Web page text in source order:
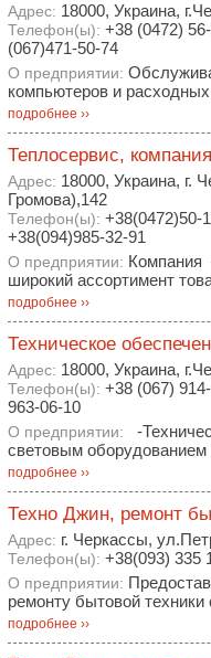
Адрес: 18000, Украина,
Телефон(ы): +38 (0472)
(067)471-50-74
О предприятии:
компьютеров и
подробнее ››
Теплосервис, компания
Адрес: 18000, Украина, г.
Громова),142
Телефон(ы): +38(0472)50-
+38(094)985-32-91
О предприятии: Компания
широкий ассортимент
подробнее ››
Техническое
Адрес: 18000, Украина,
Телефон(ы): +38 (067)
963-06-10
О предприятии:
-
световым
подробнее ››
Техно Джин, ремонт
Адрес: г. Черкассы,
Телефон(ы): +38(093) 335
О предприятии:
ремонту бытовой техники
подробнее ››